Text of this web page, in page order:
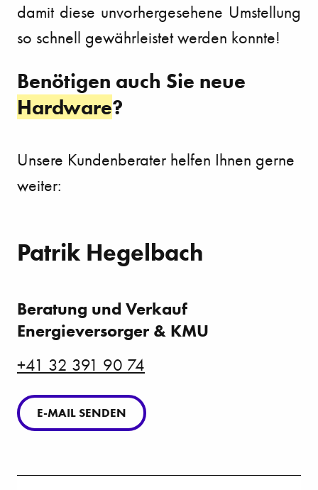
damit diese unvorhergesehene Umstellung
so schnell gewährleistet werden konnte!
Benötigen auch Sie neue
Hardware?
Unsere Kundenberater helfen Ihnen gerne
weiter:
Patrik Hegelbach
Beratung und Verkauf
Energieversorger & KMU
+41 32 391 90 74
E-MAIL SENDEN